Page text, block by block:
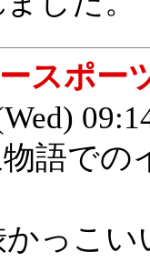
スポー
語での
っこ